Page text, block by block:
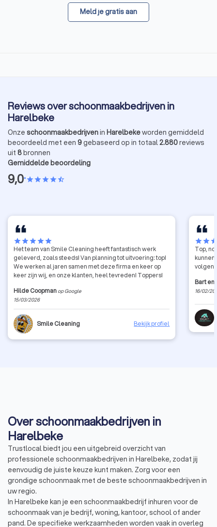
Meld je gratis aan
Reviews over schoonmaakbedrijven in
Harelbeke
Onze schoonmaakbedrijvenin Harelbekeworden gemiddeld
beoordeeld met een 9gebaseerd op in totaal2.880reviews
uit 8bronnen
Gemiddelde beoordeling
9,0•starstarstarstarstar_half
starstarstarstarstar
Het team van Smile Cleaning heeft fantastisch werk
geleverd, zoals steeds! Van planning tot uitvoering: top!
We werken al jaren samen met deze firma en keer op
keer zijn wij, en onze klanten, heel tevreden! Toppers!
Hilde Coopman op Google
15/03/2026
Smile Cleaning Bekijk profiel
starstar
Top,
Bart en
16/02/
Over schoonmaakbedrijven in
Harelbeke
Trustlocal biedt jou een uitgebreid overzicht van
professionele schoonmaakbedrijven in Harelbeke, zodat jij
eenvoudig de juiste keuze kunt maken. Zorg voor een
grondige schoonmaak met de beste schoonmaakbedrijven in
uw regio.
In Harelbeke kan je een schoonmaakbedrijf inhuren voor de
schoonmaak van je bedrijf, woning, kantoor, school of ander
pand. De specifieke werkzaamheden worden vaak in overleg